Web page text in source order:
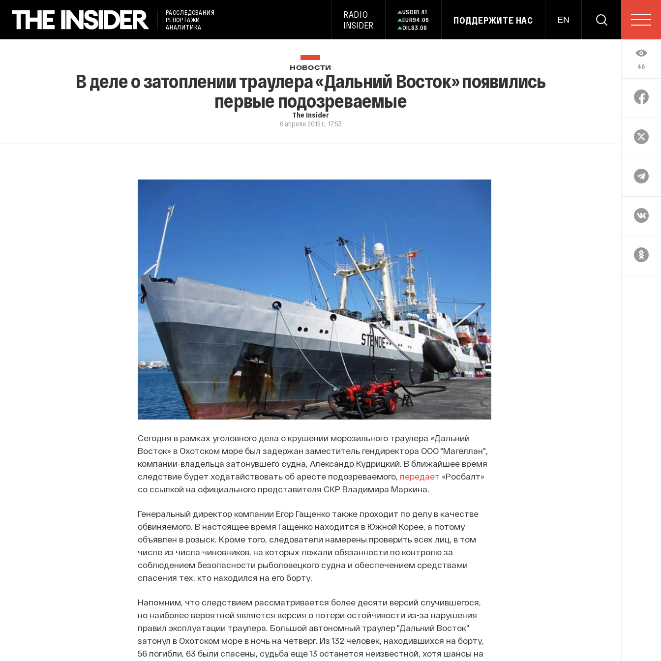
РАССЛЕДОВАНИЯ
РЕПОРТАЖИ
АНАЛИТИКА
RADIO
INSIDER
USD81.41
EUR94.06
OIL83.08
ПОДДЕРЖИТЕ НАС EN
46
НОВОСТИ
В деле о затоплении траулера «Дальний Восток» появились
первые подозреваемые
The Insider
6 апреля 2015 г., 17:53
Сегодня в рамках уголовного дела о крушении морозильного траулера «Дальний
Восток» в Охотском море был задержан заместитель гендиректора ООО "Магеллан",
компании-владельца затонувшего судна, Александр Кудрицкий. В ближайшее время
следствие будет ходатайствовать об аресте подозреваемого, передает «Росбалт»
со ссылкой на официального представителя СКР Владимира Маркина.
Генеральный директор компании Егор Гащенко также проходит по делу в качестве
обвиняемого. В настоящее время Гащенко находится в Южной Корее, а потому
объявлен в розыск. Кроме того, следователи намерены проверить всех лиц, в том
числе из числа чиновников, на которых лежали обязанности по контролю за
соблюдением безопасности рыболовецкого судна и обеспечением средствами
спасения тех, кто находился на его борту.
Напомним, что следствием рассматривается более десяти версий случившегося,
но наиболее вероятной является версия о потери остойчивости из-за нарушения
правил эксплуатации траулера. Большой автономный траулер "Дальний Восток"
затонул в Охотском море в ночь на четверг. Из 132 человек, находившихся на борту,
56 погибли, 63 были спасены, судьба еще 13 останется неизвестной, хотя шансы на